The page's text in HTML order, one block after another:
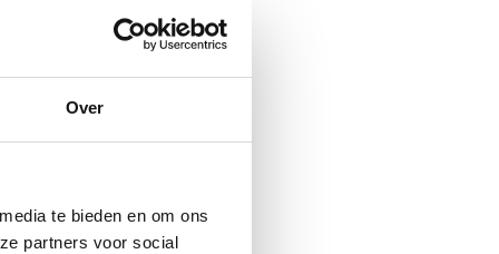
Over
te bieden en om ons
partners voor social